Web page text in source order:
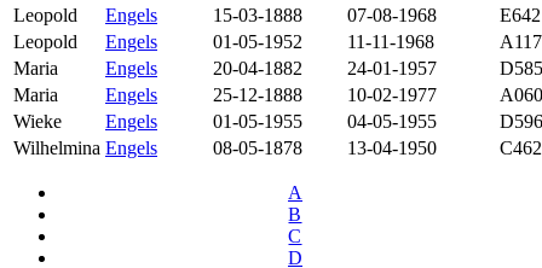
Leopold
Engels 15-03-1888 07-08-1968
E642
Leopold
Engels 01-05-1952 11-11-1968
A117
Maria
Engels 20-04-1882 24-01-1957
D585
Maria
Engels 25-12-1888 10-02-1977
A060
Wieke
Engels 01-05-1955 04-05-1955
D596
Wilhelmina Engels 08-05-1878 13-04-1950 C462
A
B
C
D